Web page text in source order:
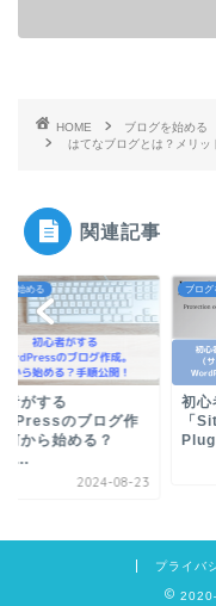
HOME
ブログを始める
はてなブログとは？メリッ
関連記事
を始める
者がする
のブログ作
何から始める？
2024-08-23
ブログ
初心
「
プライバ